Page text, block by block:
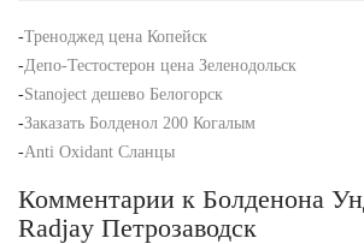
-Треноджед цена Копейск
-Депо-Тестостерон цена Зеленодольск
-Stanoject дешево Белогорск
-Заказать Болденол 200 Когалым
-Anti Oxidant Сланцы
Комментарии к Болденона
Radjay Петрозаводск